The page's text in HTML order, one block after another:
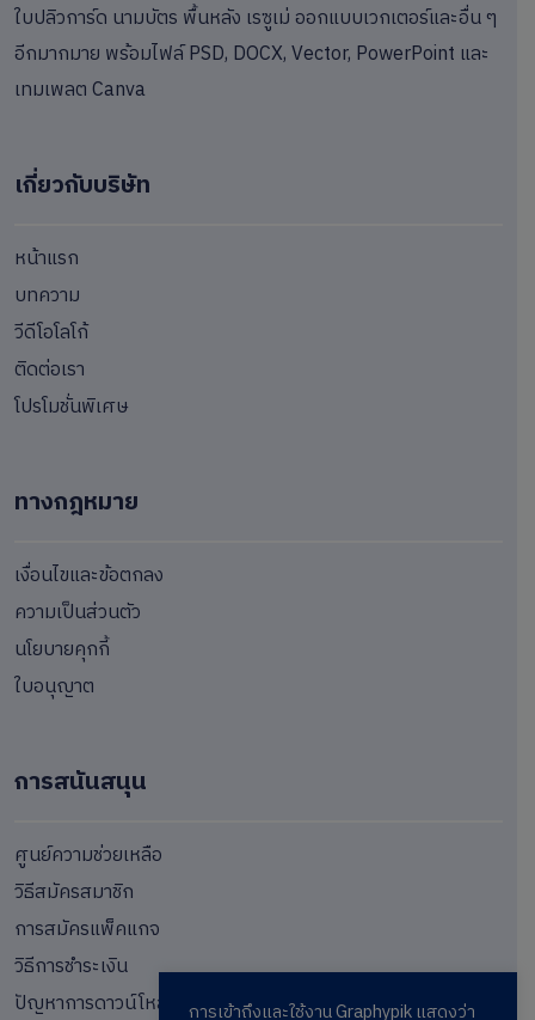
ใบปลิวการ์ด นามบัตร พื้นหลัง เรซูเม่ ออกแบบเวกเตอร์และอื่น ๆ
อีกมากมาย พร้อมไฟล์ PSD, DOCX, Vector, PowerPoint และ
เทมเพลต Canva
เกี่ยวกับบริษัท
หน้าแรก
บทความ
วีดีโอโลโก้
ติดต่อเรา
โปรโมชั่นพิเศษ
ทางกฎหมาย
เงื่อนไขและข้อตกลง
ความเป็นส่วนตัว
นโยบายคุกกี้
ใบอนุญาต
การสนันสนุน
ศูนย์ความช่วยเหลือ
วิธีสมัครสมาชิก
การสมัครแพ็คแกจ
วิธีการชำระเงิน
ปัญหาการดาวน์โหลด
การเข้าถึงและใช้งาน Graphypik แสดงว่า